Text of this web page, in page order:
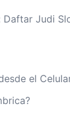
Daftar Judi
el